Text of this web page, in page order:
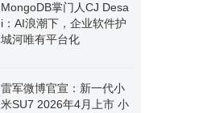
MongoDB掌门人CJ Desa
i：AI浪潮下，企业软件护
城河唯有平台化
雷军微博官宣：新一代小
米SU7 2026年4月上市 小